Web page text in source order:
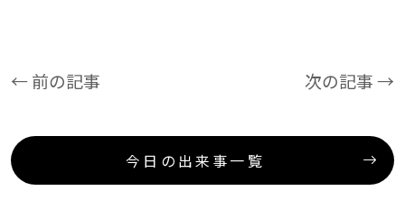
← 前の記事 次の記事 →
今日の出来事一覧